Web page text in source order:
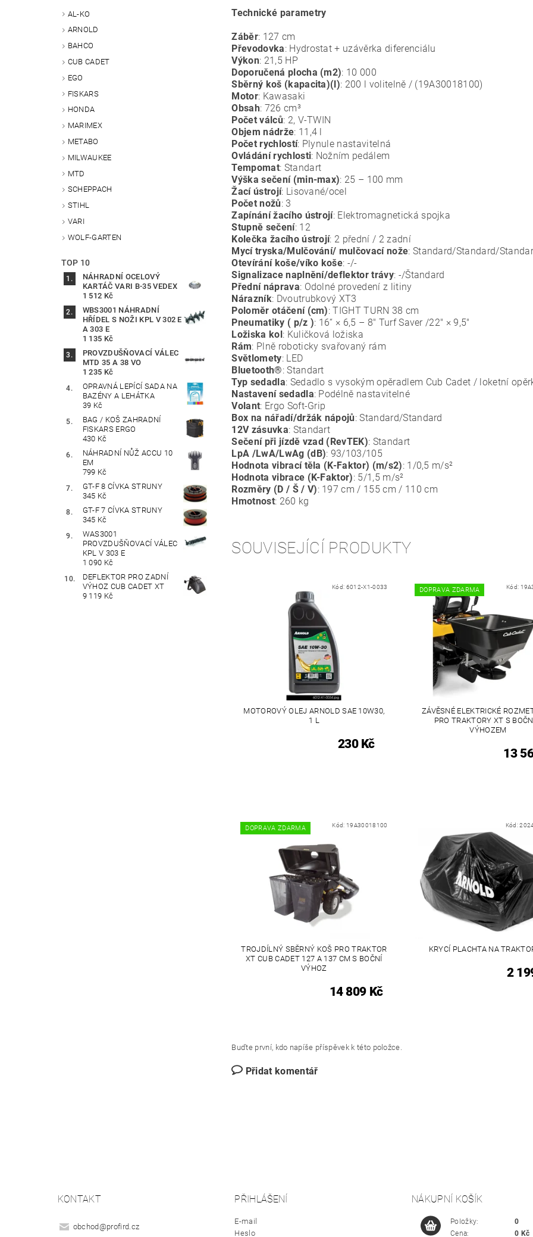
AL-KO
ARNOLD
BAHCO
CUB CADET
EGO
FISKARS
HONDA
MARIMEX
METABO
MILWAUKEE
MTD
SCHEPPACH
STIHL
VARI
WOLF-GARTEN
TOP 10
NÁHRADNÍ OCELOVÝ
KARTÁČ VARI B-35 VEDEX
1 512 Kč
WBS3001 NÁHRADNÍ
HŘÍDEL S NOŽI KPL V 302 E
A 303 E
1 135 Kč
PROVZDUŠŇOVACÍ VÁLEC
MTD 35 A 38 VO
1 235 Kč
OPRAVNÁ LEPÍCÍ SADA NA
BAZÉNY A LEHÁTKA
39 Kč
BAG / KOŠ ZAHRADNÍ
FISKARS ERGO
430 Kč
NÁHRADNÍ NŮŽ ACCU 10
EM
799 Kč
GT-F 8 CÍVKA STRUNY
345 Kč
GT-F 7 CÍVKA STRUNY
345 Kč
WAS3001
PROVZDUŠŇOVACÍ VÁLEC
KPL V 303 E
1 090 Kč
DEFLEKTOR PRO ZADNÍ
VÝHOZ CUB CADET XT
9 119 Kč
Technické parametry
Záběr: 127 cm
Převodovka: Hydrostat + uzávěrka diferenciálu
Výkon: 21,5 HP
Doporučená plocha (m2): 10 000
Sběrný koš (kapacita)(l): 200 l volitelně / (19A30018100)
Motor: Kawasaki
Obsah: 726 cm³
Počet válců: 2, V-TWIN
Objem nádrže: 11,4 l
Počet rychlostí: Plynule nastavitelná
Ovládání rychlosti: Nožním pedálem
Tempomat: Standart
Výška sečení (min-max): 25 – 100 mm
Žací ústrojí: Lisované/ocel
Počet nožů: 3
Zapínání žacího ústrojí: Elektromagnetická spojka
Stupně sečení: 12
Kolečka žacího ústrojí: 2 přední / 2 zadní
Mycí tryska/Mulčování/ mulčovací nože: Standard/Standard/
Otevírání koše/víko koše: -/-
Signalizace naplnění/deflektor trávy: -/Štandard
Přední náprava: Odolné provedení z litiny
Nárazník: Dvoutrubkový XT3
Poloměr otáčení (cm): TIGHT TURN 38 cm
Pneumatiky ( p/z ): 16“ × 6,5 – 8" Turf Saver /22" × 9,5"
Ložiska kol : Kuličková ložiska
Rám: Plně roboticky svařovaný rám
Světlomety: LED
Bluetooth®: Standart
Typ sedadla: Sedadlo s vysokým opěradlem Cub Cadet / loketní
Nastavení sedadla: Podélně nastavitelné
Volant: Ergo Soft-Grip
Box na nářadí/držák nápojů: Standard/Standard
12V zásuvka: Standart
Sečení při jízdě vzad (RevTEK): Standart
LpA /LwA/LwAg (dB): 93/103/105
Hodnota vibrací těla (K-Faktor) (m/s2): 1/0,5 m/s²
Hodnota vibrace (K-Faktor): 5/1,5 m/s²
Rozměry (D / Š / V): 197 cm / 155 cm / 110 cm
Hmotnost: 260 kg
SOUVISEJÍCÍ PRODUKTY
Kód: 6012-X1-0033
MOTOROVÝ OLEJ ARNOLD SAE 10W30,
1 L
230 Kč
DOPRAVA ZDARMA Kód:
ZÁVĚSNÉ ELEKTRICKÉ
PRO TRAKTORY XT S
VÝHOZEM
13
DOPRAVA ZDARMA Kód: 19A30018100
TROJDÍLNÝ SBĚRNÝ KOŠ PRO TRAKTOR
XT CUB CADET 127 A 137 CM S BOČNÍ
VÝHOZ
14 809 Kč
Kód:
KRYCÍ PLACHTA NA
2
Buďte první, kdo napíše příspěvek k této položce.
Přidat komentář
KONTAKT
obchod@profird.cz
PŘIHLÁŠENÍ
E-mail
Heslo
NÁKUPNÍ KOŠÍK
Položky:
Cena:
0
0 Kč